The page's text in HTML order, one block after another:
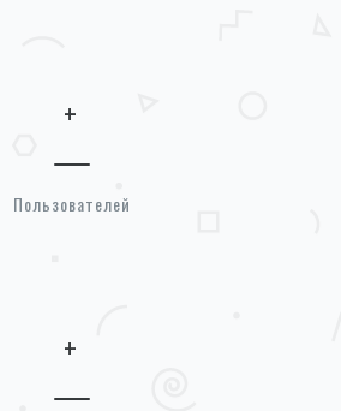
+
Пользователей
+